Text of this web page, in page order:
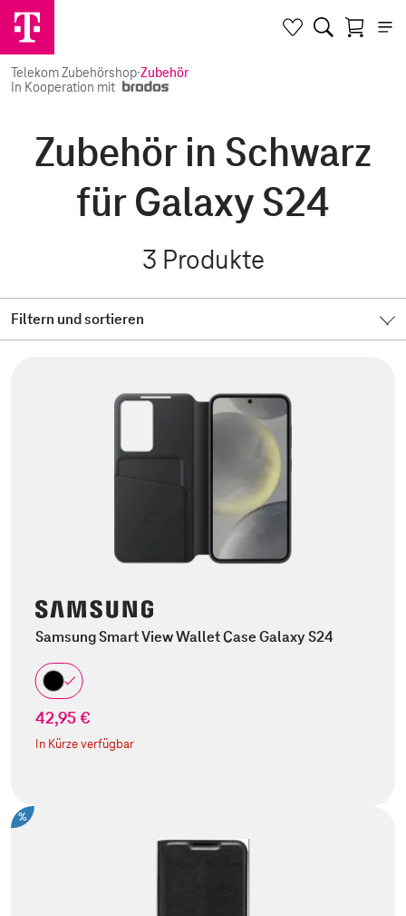
Telekom Zubehörshop·Zubehör
In Kooperation mit
Zubehör in Schwarz
für Galaxy S24
3 Produkte
Filtern und sortieren
Samsung Smart View Wallet Case Galaxy S24
42,95 €
In Kürze verfügbar
%